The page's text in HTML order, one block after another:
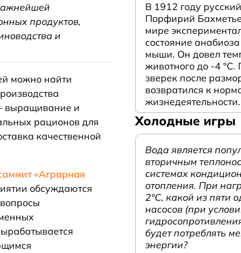
продуктов,
и
можно найти
выращивание и
рационов для
качественной
«Аграрная
обсуждаются
В 1912 году
Порфирий
мире
состояние
мыши. Он довел
животного до -4 °C.
зверек после
возвратился к
жизнедеятельности.
Холодные игры
Вода является
вторичным
системах
отопления. При
2°С, какой из пяти
насосов (при
будет потреблять
энергии?